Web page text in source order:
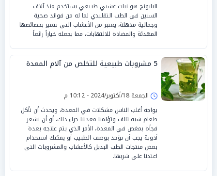
البابونج هو نبات عشبي طبيعي يستخدم منذ آلاف
السنين في الطب التقليدي لما له من فوائد صحية
وجمالية مذهلة، يعتبر من الأعشاب التي تتميز بخصائصها
المهدئة والمضادة للالتهابات، مما يجعله خياراً رائعاً
5 مشروبات طبيعية للتخلص من آلام المعدة
الجمعة 18/أكتوبر/2024 - 10:12 م
يواجه أغلب الناس مشكلات في المعدة، ويحدث أن نأكل
طعام شبه تالف وتؤلمنا معدتنا جراء ذلك، أو أن نشعر
فجأة بمغص في المعدة، الأمر الذي يتم علاجه بعدة
أدوية يجب أن تؤخذ بوصف الطبيب أو يمكنك استخدام
بعض منتجات الطب البديل كالأعشاب والمشروبات التي
اعتدنا على شربها.